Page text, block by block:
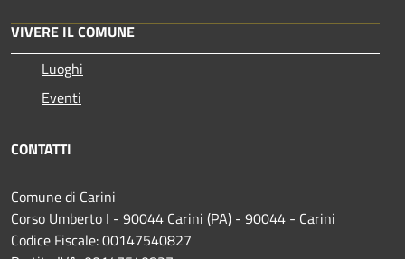
VIVERE IL COMUNE
Luoghi
Eventi
CONTATTI
Comune di Carini
Corso Umberto I - 90044 Carini (PA) - 90044 - Carini
Codice Fiscale: 00147540827